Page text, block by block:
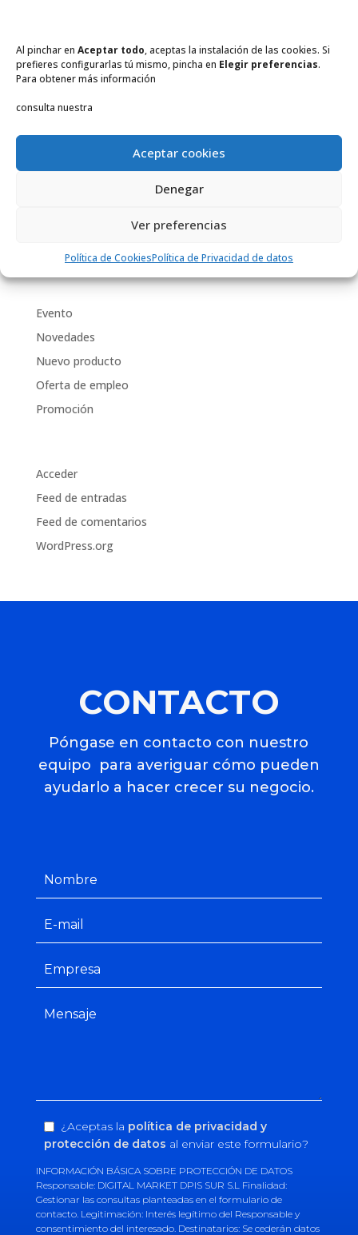
Al pinchar en Aceptar todo, aceptas la instalación de las cookies. Si
prefieres configurarlas tú mismo, pincha en Elegir preferencias.
Para obtener más información
consulta nuestra
Aceptar cookies
Denegar
Ver preferencias
Política de CookiesPolítica de Privacidad de datos
diciembre 2019
noviembre 2019
octubre 2019
junio 2019
Categorías
Evento
Novedades
Nuevo producto
Oferta de empleo
Promoción
Acceder
Feed de entradas
Feed de comentarios
WordPress.org
CONTACTO
Póngase en contacto con nuestro
equipo para averiguar cómo pueden
ayudarlo a hacer crecer su negocio.
¿Aceptas la política de privacidad y
protección de datos al enviar este formulario?
INFORMACIÓN BÁSICA SOBRE PROTECCIÓN DE DATOS
Responsable: DIGITAL MARKET DPIS SUR S.L Finalidad:
Gestionar las consultas planteadas en el formulario de
contacto. Legitimación: Interés legítimo del Responsable y
consentimiento del interesado. Destinatarios: Se cederán datos